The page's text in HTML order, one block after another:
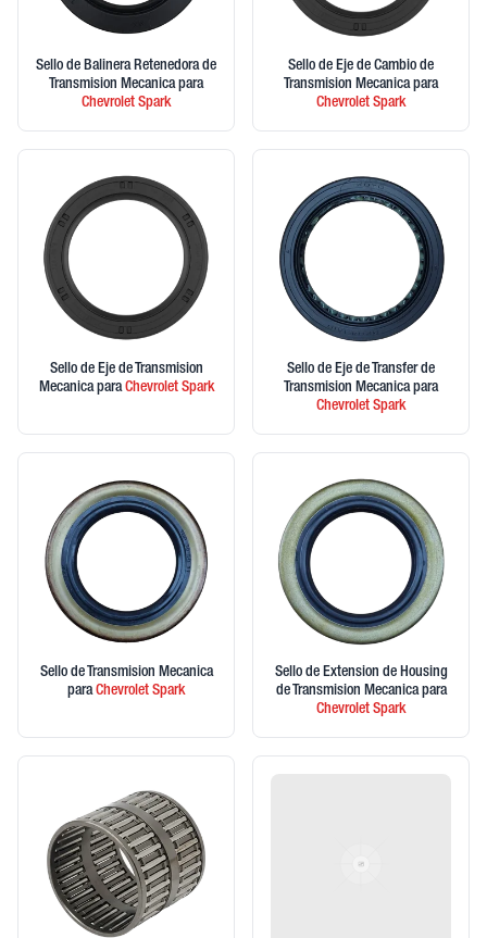
Sello de Balinera Retenedora de
Transmision Mecanica para
Chevrolet Spark
Sello de Eje de Cambio de
Transmision Mecanica para
Chevrolet Spark
Sello de Eje de Transmision
Mecanica paraChevroletSpark
Sello de Eje de Transfer de
Transmision Mecanica para
Chevrolet Spark
Sello de Transmision Mecanica
paraChevrolet Spark
Sello de Extension de Housing
de Transmision Mecanica para
Chevrolet Spark